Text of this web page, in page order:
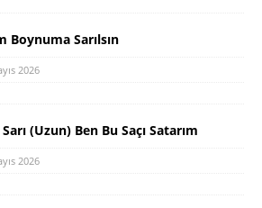
Boynuma Sarılsın
2026
Sarı (Uzun) Ben Bu Saçı Satarım
2026